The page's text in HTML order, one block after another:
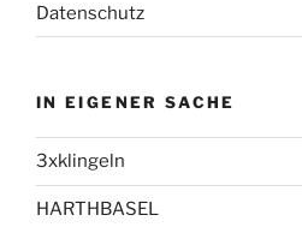
Datenschutz
IN EIGENER SACHE
3xklingeln
HARTHBASEL